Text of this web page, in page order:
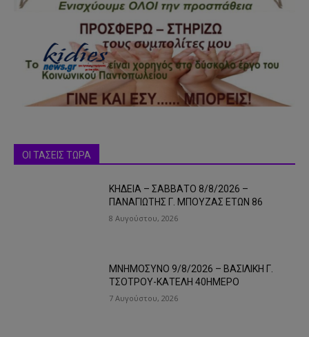
ΟΙ ΤΑΣΕΙΣ ΤΩΡΑ
ΚΗΔΕΙΑ – ΣΑΒΒΑΤΟ 8/8/2026 –
ΠΑΝΑΓΙΩΤΗΣ Γ. ΜΠΟΥΖΑΣ ΕΤΩΝ 86
8 Αυγούστου, 2026
ΜΝΗΜΟΣΥΝΟ 9/8/2026 – ΒΑΣΙΛΙΚΗ Γ.
ΤΣΟΤΡΟΥ-ΚΑΤΕΛΗ 40ΗΜΕΡΟ
7 Αυγούστου, 2026